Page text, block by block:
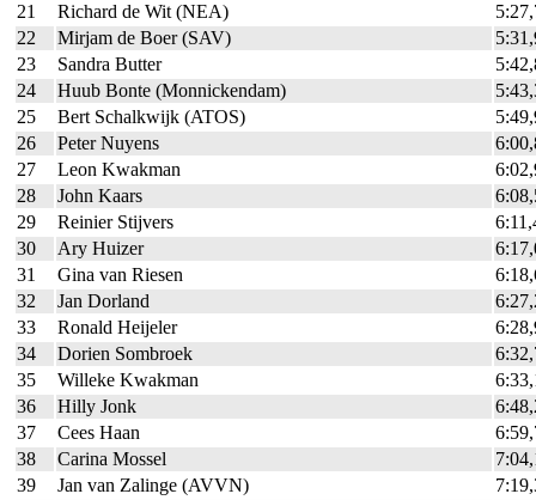
21
Richard de Wit (NEA)
22
Mirjam de Boer (SAV)
23
Sandra Butter
24
Huub Bonte (Monnickendam)
25
Bert Schalkwijk (ATOS)
26
Peter Nuyens
27
Leon Kwakman
28
John Kaars
29
Reinier Stijvers
30
Ary Huizer
31
Gina van Riesen
32
Jan Dorland
33
Ronald Heijeler
34
Dorien Sombroek
35
Willeke Kwakman
36
Hilly Jonk
37
Cees Haan
38
Carina Mossel
39
Jan van Zalinge (AVVN)